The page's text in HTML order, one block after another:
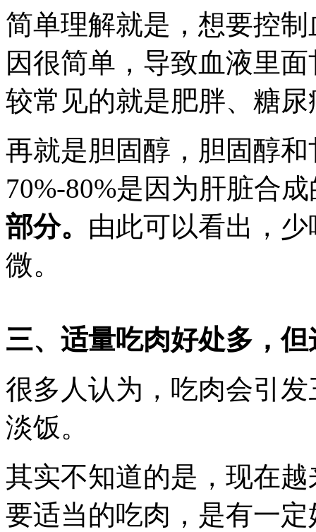
简单理解就是，想要控
因很简单，导致血液里
较常见的就是肥胖、糖
再就是胆固醇，胆固醇
70%-80%是因为肝脏合
部分。 由此可以看出，
微。
三、适量吃肉好处多，
很多人认为，吃肉会引
淡饭。
其实不知道的是，现在
要适当的吃肉，是有一